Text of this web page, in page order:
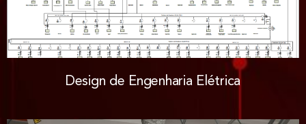
Design de Engenharia Elétrica